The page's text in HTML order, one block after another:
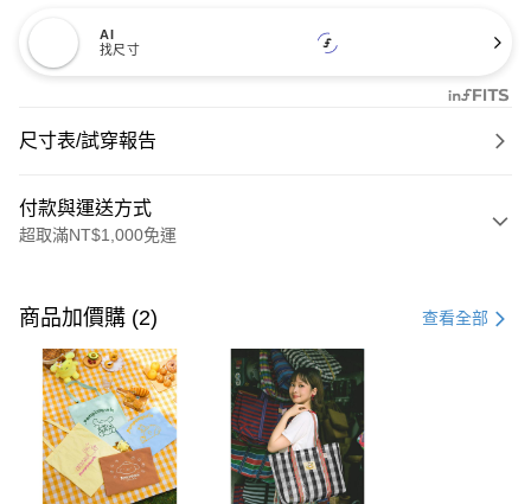
AI
找尺寸
尺寸表/試穿報告
付款與運送方式
超取滿NT$1,000免運
信用卡一次付款
購物金
超商取貨付款
LINE Pay
街口支付
商品加價購 (2) 查看全部